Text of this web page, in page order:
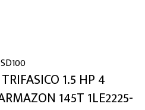
1.5 HP 4
145T 1LE2225-